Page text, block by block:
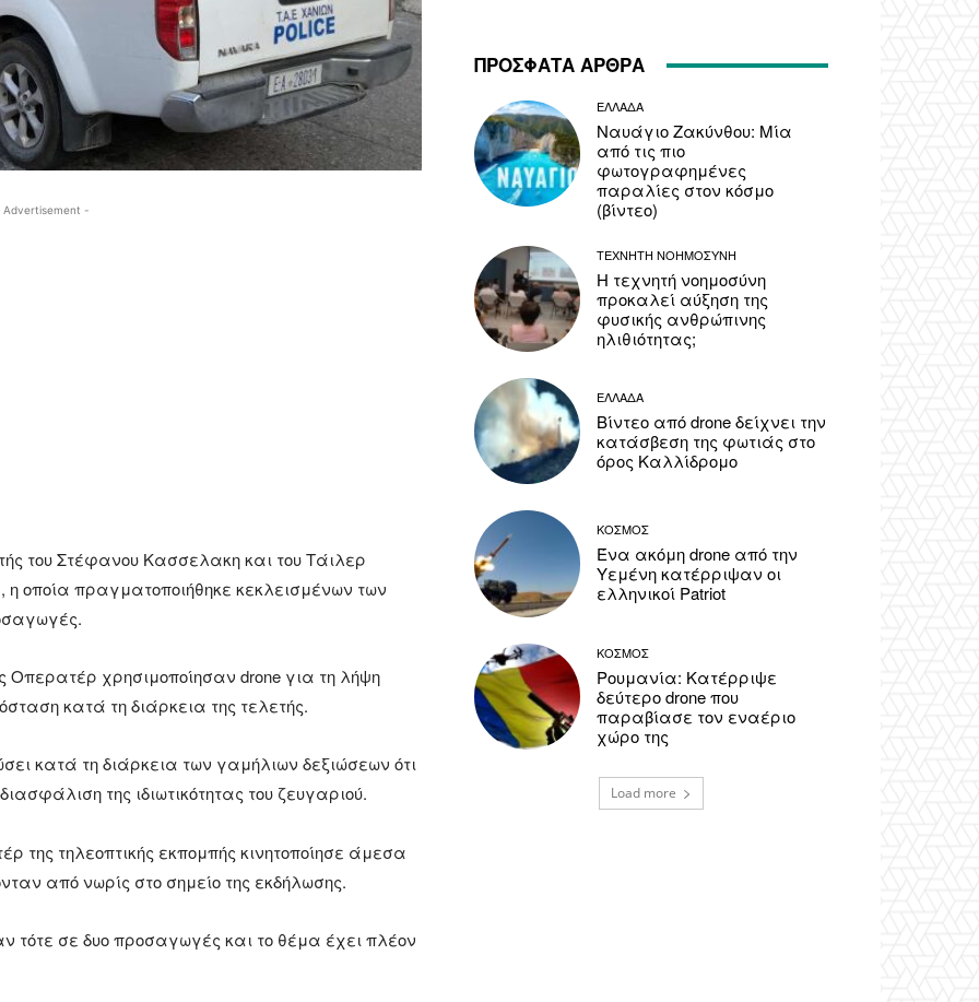
-
του Στέφανου Κασσελακη και του Τάιλερ
οποία πραγματοποιήθηκε κεκλεισμένων των
Οπερατέρ χρησιμοποίησαν drone για τη λήψη
κατά τη διάρκεια της τελετής.
κατά τη διάρκεια των γαμήλιων δεξιώσεων ότι
της ιδιωτικότητας του ζευγαριού.
της τηλεοπτικής εκπομπής κινητοποίησε άμεσα
από νωρίς στο σημείο της εκδήλωσης.
τότε σε δυο προσαγωγές και το θέμα έχει πλέον
ΠΡΟΣΦΑΤΑ ΑΡΘΡΑ
ΕΛΛΑΔΑ
Ναυάγιο Ζακύνθου: Μία
από τις πιο
φωτογραφημένες
παραλίες στον κόσμο
(βίντεο)
ΤΕΧΝΗΤΗ ΝΟΗΜΟΣΥΝΗ
Η τεχνητή νοημοσύνη
προκαλεί αύξηση της
φυσικής ανθρώπινης
ηλιθιότητας;
ΕΛΛΑΔΑ
Βίντεο από drone δείχνει την
κατάσβεση της φωτιάς στο
όρος Καλλίδρομο
ΚΟΣΜΟΣ
Ένα ακόμη drone από την
Υεμένη κατέρριψαν οι
ελληνικοί Patriot
ΚΟΣΜΟΣ
Ρουμανία: Κατέρριψε
δεύτερο drone που
παραβίασε τον εναέριο
χώρο της
Load more